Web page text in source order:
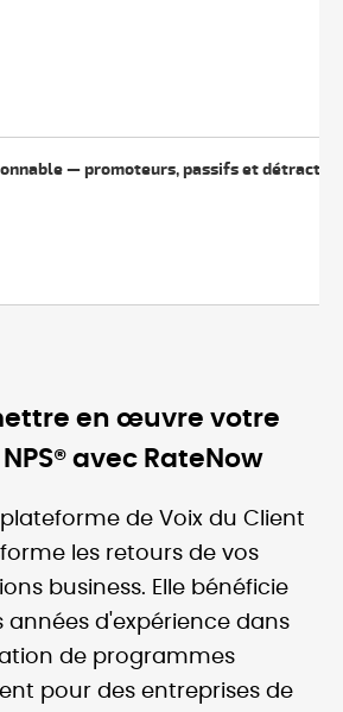
— promoteurs, passifs et
en œuvre votre
avec RateNow
de Voix du Client
les retours de vos
business. Elle bénéficie
années d'expérience dans
de programmes
pour des entreprises de